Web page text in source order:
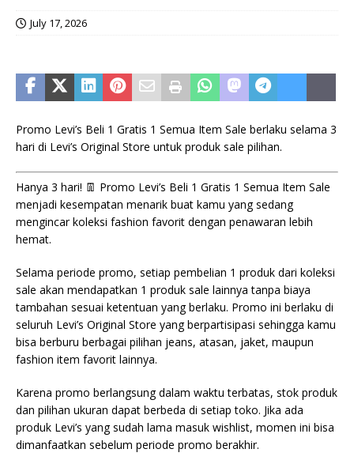
July 17, 2026
Promo Levi’s Beli 1 Gratis 1 Semua Item Sale berlaku selama 3
hari di Levi’s Original Store untuk produk sale pilihan.
Hanya 3 hari! 👖 Promo Levi’s Beli 1 Gratis 1 Semua Item Sale
menjadi kesempatan menarik buat kamu yang sedang
mengincar koleksi fashion favorit dengan penawaran lebih
hemat.
Selama periode promo, setiap pembelian 1 produk dari koleksi
sale akan mendapatkan 1 produk sale lainnya tanpa biaya
tambahan sesuai ketentuan yang berlaku. Promo ini berlaku di
seluruh Levi’s Original Store yang berpartisipasi sehingga kamu
bisa berburu berbagai pilihan jeans, atasan, jaket, maupun
fashion item favorit lainnya.
Karena promo berlangsung dalam waktu terbatas, stok produk
dan pilihan ukuran dapat berbeda di setiap toko. Jika ada
produk Levi’s yang sudah lama masuk wishlist, momen ini bisa
dimanfaatkan sebelum periode promo berakhir.